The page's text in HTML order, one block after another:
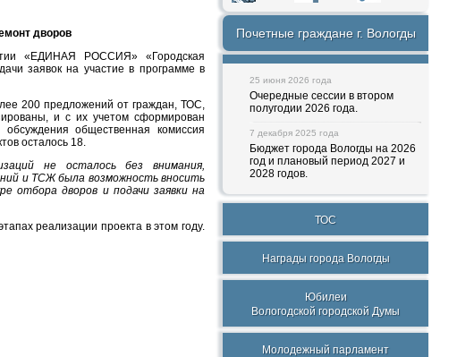
дворов
«ЕДИНАЯ РОССИЯ» «Городская
заявок на участие в программе в
200 предложений от граждан, ТОС,
и с их учетом сформирован
общественная комиссия
осталось 18.
не осталось без внимания,
и ТСЖ была возможность вносить
отбора дворов и подачи заявки на
реализации проекта в этом году.
Почетные граждане г. Вологды
25 июня 2026 года
Очередные сессии в втором
полугодии 2026 года.
7 декабря 2025 года
Бюджет города Вологды на 2026
год и плановый период 2027 и
2028 годов.
ТОС
Награды города Вологды
Юбилеи
Вологодской городской Думы
Молодежный парламент